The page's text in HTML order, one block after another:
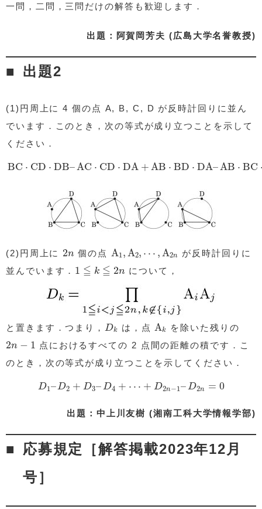
一問，二問，三問だけの解答も歓迎します．
出題：阿賀岡芳夫 (広島大学名誉教授)
出題2
(1)円周上に 4 個の点 A, B, C, D が反時計回りに並ん
でいます．このとき，次の等式が成り立つことを示して
ください．
BC ⋅ CD ⋅ DB–AC ⋅ CD ⋅ DA + AB ⋅ BD ⋅ DA–AB ⋅ BC
BC ⋅CD DB– AC⋅CD⋅ DA+ AB BD⋅DA– AB ⋅ BC ⋅CA
(2)円周上に 2n
2n 個の点 A1,A2, ⋯ , A2n
A A 2
が反時計回りに
並んでいます． 1 ≦ k ≦ 2n
1 ≦k ≦ 2n について，
と置きます．つまり， Dk
Dk は，点 Ak
A を除いた残りの
2n − 1
2n
点におけるすべての 2 点間の距離の積です．こ
のとき，次の等式が成り立つことを示してください．
D1 –D2 + D3–D4 + ⋯ + D2n−1 –D2n = 0
1– 2 +D –D + D 2n 2n
出題：中上川友樹 (湘南工科大学情報学部)
応募規定［解答掲載2023年12月
号］